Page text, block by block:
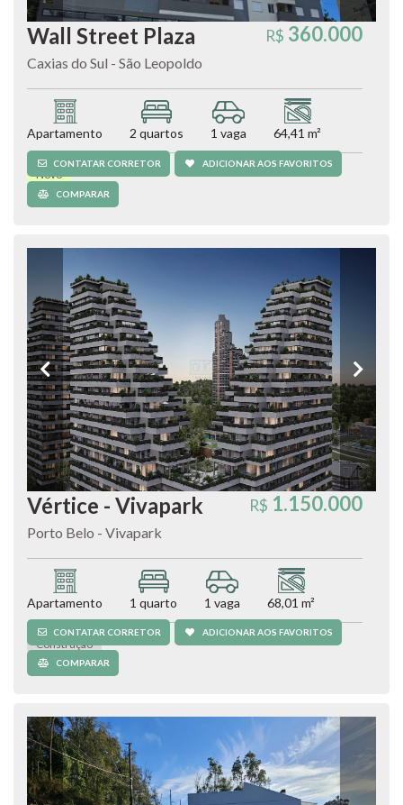
R$ 360.000
Wall Street Plaza
Caxias do Sul - São Leopoldo
Apartamento 2 quartos 1 vaga 64,41 m²
Novo
CONTATAR CORRETOR ADICIONAR AOS FAVORITOS
COMPARAR
R$ 1.150.000
Vértice - Vivapark
Porto Belo - Vivapark
Apartamento 1 quarto 1 vaga 68,01 m²
Construção
CONTATAR CORRETOR ADICIONAR AOS FAVORITOS
COMPARAR